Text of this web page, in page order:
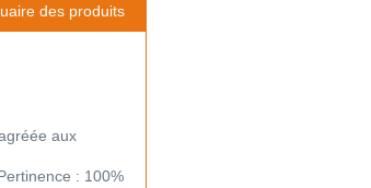
des produits
aux
: 100%